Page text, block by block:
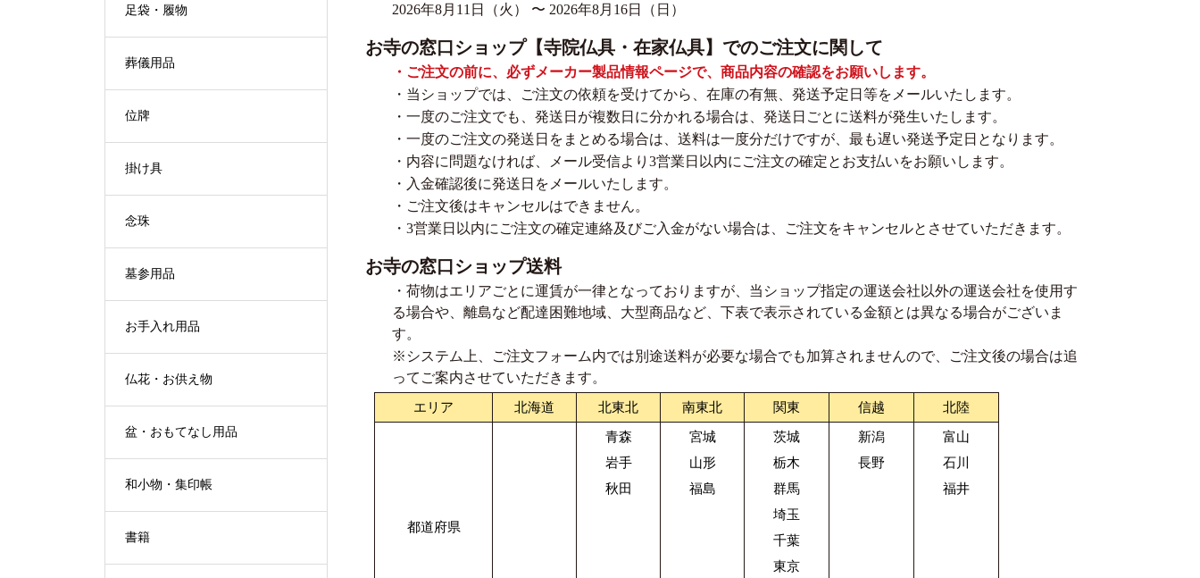
2026年8月11日（火） 〜 2026年8月16日（日）
お寺の窓口ショップ【寺院仏具・在家仏具】でのご注文に関して
・ご注文の前に、必ずメーカー製品情報ページで、商品内容の確認をお願いします。
・当ショップでは、ご注文の依頼を受けてから、在庫の有無、発送予定日等をメールいたします。
・一度のご注文でも、発送日が複数日に分かれる場合は、発送日ごとに送料が発生いたします。
・一度のご注文の発送日をまとめる場合は、送料は一度分だけですが、最も遅い発送予定日となります。
・内容に問題なければ、メール受信より3営業日以内にご注文の確定とお支払いをお願いします。
・入金確認後に発送日をメールいたします。
・ご注文後はキャンセルはできません。
・3営業日以内にご注文の確定連絡及びご入金がない場合は、ご注文をキャンセルとさせていただきます。
お寺の窓口ショップ送料
・荷物はエリアごとに運賃が一律となっておりますが、当ショップ指定の運送会社以外の運送会社を使用す
る場合や、離島など配達困難地域、大型商品など、下表で表示されている金額とは異なる場合がございま
す。
※システム上、ご注文フォーム内では別途送料が必要な場合でも加算されませんので、ご注文後の場合は追
ってご案内させていただきます。
エリア 北海道 北東北 南東北 関東 信越 北陸
都道府県
青森
岩手
秋田
宮城
山形
福島
茨城
栃木
群馬
埼玉
千葉
東京
新潟
長野
富山
石川
福井
足袋・履物
葬儀用品
位牌
掛け具
念珠
墓参用品
お手入れ用品
仏花・お供え物
盆・おもてなし用品
和小物・集印帳
書籍